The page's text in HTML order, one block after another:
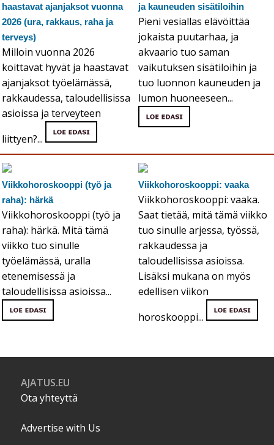
haastavat ajanjaksot vuonna
2026 (ura, rakkaus, raha ja
terveys)
Milloin vuonna 2026
koittavat hyvät ja haastavat
ajanjaksot työelämässä,
rakkaudessa, taloudellisissa
asioissa ja terveyteen
liittyen?...
ja kauneuden sisätiloihin
Pieni vesiallas elävöittää
jokaista puutarhaa, ja
akvaario tuo saman
vaikutuksen sisätiloihin ja
tuo luonnon kauneuden ja
lumon huoneeseen...
Viikkohoroskooppi (työ ja
raha): härkä
Viikkohoroskooppi (työ ja
raha): härkä. Mitä tämä
viikko tuo sinulle
työelämässä, uralla
etenemisessä ja
taloudellisissa asioissa...
Viikkohoroskooppi: vaaka
Viikkohoroskooppi: vaaka.
Saat tietää, mitä tämä viikko
tuo sinulle arjessa, työssä,
rakkaudessa ja
taloudellisissa asioissa.
Lisäksi mukana on myös
edellisen viikon
horoskooppi...
AJATUS.EU
Ota yhteyttä
Advertise with Us